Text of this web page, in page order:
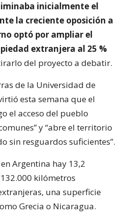
inicialmente el
la creciente oposición a
optó por ampliar el
extranjera al 25 %
del proyecto a debatir.
de la Universidad de
esta semana que el
el acceso del pueblo
y “abre el territorio
sin resguardos suficientes”.
Argentina hay 13,2
kilómetros
una superficie
Grecia o Nicaragua.